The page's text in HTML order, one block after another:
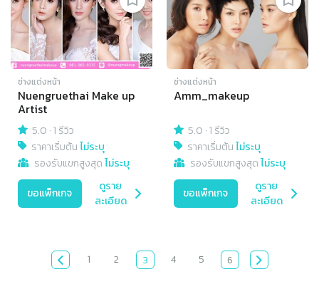
ช่างแต่งหน้า
Nuengruethai Make up
Artist
5.0 ·1 รีวิว
ราคาเริ่มต้นไม่ระบุ
รองรับแขกสูงสุดไม่ระบุ
ขอแพ็กเกจ
ดูราย
ละเอียด
ช่างแต่งหน้า
Amm_makeup
5.0 ·1 รีวิว
ราคาเริ่มต้นไม่ระบุ
รองรับแขกสูงสุดไม่ระบุ
ขอแพ็กเกจ
ดูราย
ละเอียด
1 2 3 4 5 6